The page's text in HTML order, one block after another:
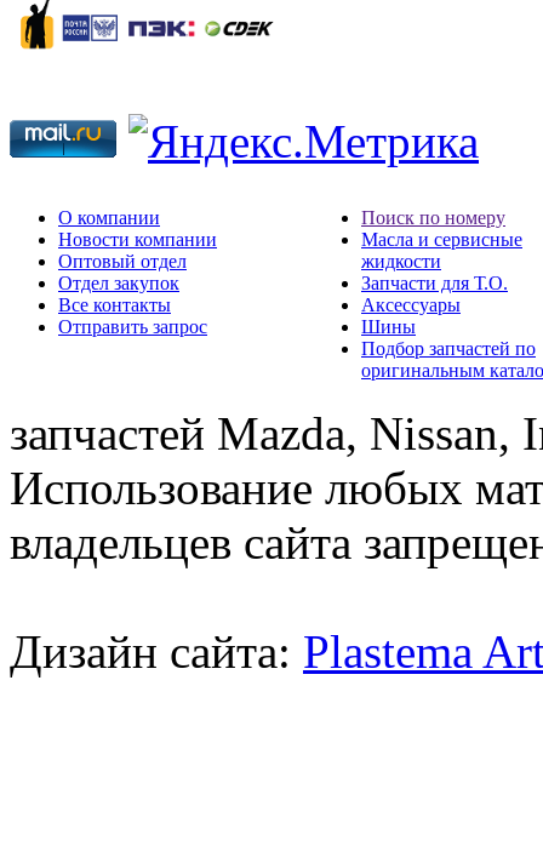
О компании
Новости компании
Оптовый отдел
Отдел закупок
Все контакты
Отправить запрос
Поиск по номеру
Масла и сервисные
жидкости
Запчасти для Т.О.
Аксессуары
Шины
Подбор запчастей по
оригинальным
запчастей Mazda,
Использование любых
владельцев сайта
Дизайн сайта: Plastema